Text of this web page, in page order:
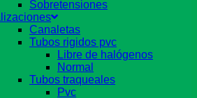
Sobretensiones
Canaletas
Tubos rigidos pvc
Libre de halógenos
Normal
Tubos traqueales
Pvc